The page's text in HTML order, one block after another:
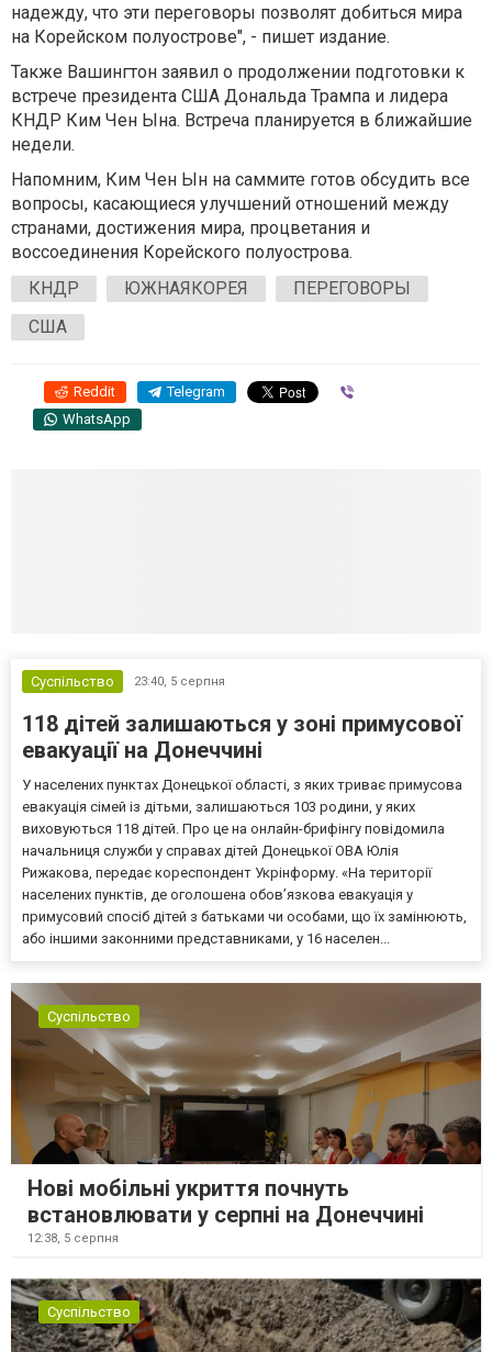
надежду, что эти переговоры позволят добиться мира
на Корейском полуострове", - пишет издание.
Также Вашингтон заявил о продолжении подготовки к
встрече президента США Дональда Трампа и лидера
КНДР Ким Чен Ына. Встреча планируется в ближайшие
недели.
Напомним, Ким Чен Ын на саммите готов обсудить все
вопросы, касающиеся улучшений отношений между
странами, достижения мира, процветания и
воссоединения Корейского полуострова.
КНДР
ЮЖНАЯКОРЕЯ
ПЕРЕГОВОРЫ
США
Reddit Telegram
WhatsApp
Суспільство 23:40, 5 серпня
118 дітей залишаються у зоні примусової
евакуації на Донеччині
У населених пунктах Донецької області, з яких триває примусова
евакуація сімей із дітьми, залишаються 103 родини, у яких
виховуються 118 дітей. Про це на онлайн-брифінгу повідомила
начальниця служби у справах дітей Донецької ОВА Юлія
Рижакова, передає кореспондент Укрінформу. «На території
населених пунктів, де оголошена обов’язкова евакуація у
примусовий спосіб дітей з батьками чи особами, що їх замінюють,
або іншими законними представниками, у 16 населен...
Суспільство
Нові мобільні укриття почнуть
встановлювати у серпні на Донеччині
12:38, 5 серпня
Суспільство